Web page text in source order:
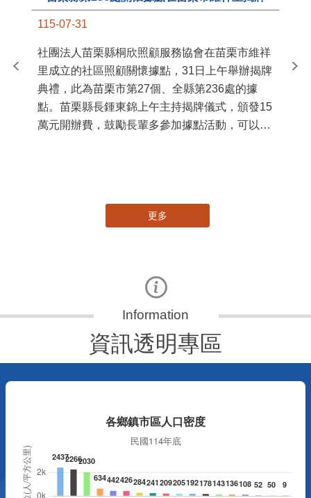
115-07-31
社團法人苗栗縣桐欣照顧服務協會在苗栗市維祥
里成立的社區照顧關懷據點，31日上午舉辦揭牌
典禮，此為苗栗市第27個、全縣第236處的據
點。苗栗縣長鍾東錦上午主持揭牌儀式，頒發15
萬元開辦費，鼓勵長輩多參加據點活動，可以更
苗
更多
資訊透明專區